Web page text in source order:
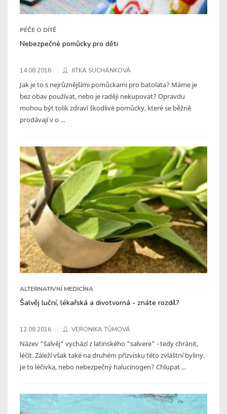
PÉČE O DÍTĚ
Nebezpečné pomůcky pro děti
14.08.2016 JITKA SUCHÁNKOVÁ
Jak je to s nejrůznějšími pomůckami pro batolata? Máme je
bez obav používat, nebo je raději nekupovat? Opravdu
mohou být tolik zdraví škodlivé pomůcky, které se běžně
prodávají v o ...
ALTERNATIVNÍ MEDICÍNA
Šalvěj luční, lékařská a divotvorná - znáte rozdíl?
12.08.2016 VERONIKA TŮMOVÁ
Název “šalvěj“ vychází z latinského "salvere" - tedy chránit,
léčit. Záleží však také na druhém přízvisku této zvláštní byliny.
Je to léčivka, nebo nebezpečný halucinogen? Chlupat ...